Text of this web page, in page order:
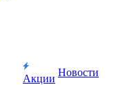
Акции
Новости